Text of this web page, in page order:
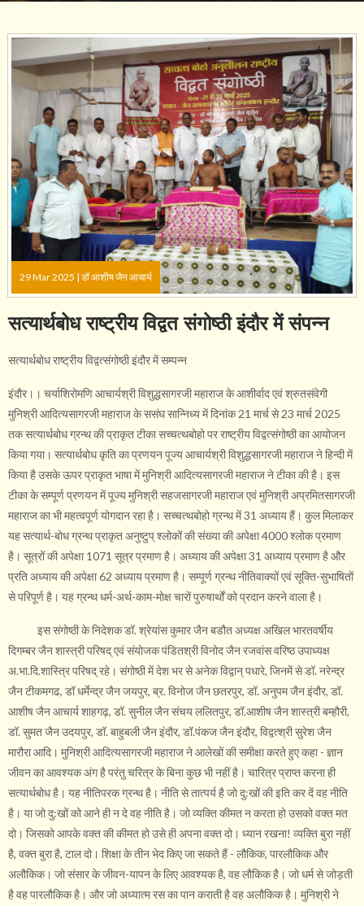
29 Mar 2025 | डॉ आशीष जैन आचार्य
सत्यार्थबोध राष्ट्रीय विद्वत संगोष्ठी इंदौर में संपन्न
सत्यार्थबोध राष्ट्रीय विद्वत्संगोष्ठी इंदौर में सम्पन्न
इंदौर।। चर्याशिरोमणि आचार्यश्री विशुद्धसागरजी महाराज के आशीर्वाद एवं श्रुतसंवेगी
मुनिश्री आदित्यसागरजी महाराज के ससंघ सान्निध्य में दिनांक 21 मार्च से 23 मार्च 2025
तक सत्यार्थबोध ग्रन्थ की प्राकृत टीका सच्चत्थबोहो पर राष्ट्रीय विद्वत्संगोष्ठी का आयोजन
किया गया। सत्यार्थबोध कृति का प्रणयन पूज्य आचार्यश्री विशुद्धसागरजी महाराज ने हिन्दी में
किया है उसके ऊपर प्राकृत भाषा में मुनिश्री आदित्यसागरजी महाराज ने टीका की है। इस
टीका के सम्पूर्ण प्रणयन में पूज्य मुनिश्री सहजसागरजी महाराज एवं मुनिश्री अप्रमितसागरजी
महाराज का भी महत्वपूर्ण योगदान रहा है। सच्चत्थबोहो ग्रन्थ में 31 अध्याय हैं। कुल मिलाकर
यह सत्यार्थ-बोध ग्रन्थ प्राकृत अनुष्टुप् श्लोकों की संख्या की अपेक्षा 4000 श्लोक प्रमाण
है। सूत्रों की अपेक्षा 1071 सूत्र प्रमाण है। अध्याय की अपेक्षा 31 अध्याय प्रमाण है और
प्रति अध्याय की अपेक्षा 62 अध्याय प्रमाण है। सम्पूर्ण ग्रन्थ नीतिवाक्यों एवं सूक्ति-सुभाषितों
से परिपूर्ण है। यह ग्रन्थ धर्म-अर्थ-काम-मोक्ष चारों पुरुषार्थों को प्रदान करने वाला है।
इस संगोष्ठी के निदेशक डॉ. श्रेयांस कुमार जैन बडौत अध्यक्ष अखिल भारतवर्षीय
दिगम्बर जैन शास्त्री परिषद् एवं संयोजक पंडितश्री विनोद जैन रजवांस वरिष्ठ उपाध्यक्ष
अ.भा.दि.शास्त्रि परिषद् रहे। संगोष्ठी में देश भर से अनेक विद्वान् पधारे, जिनमें से डॉ. नरेन्द्र
जैन टीकमगढ, डॉ धर्मेन्द्र जैन जयपुर, ब्र. विनोज जैन छतरपुर, डॉ. अनुपम जैन इंदौर, डॉ.
आशीष जैन आचार्य शाहगढ़, डॉ. सुनील जैन संचय ललितपुर, डॉ.आशीष जैन शास्त्री बम्हौरी,
डॉ. सुमत जैन उदयपुर, डॉ. बाहुबली जैन इंदौर, डॉ.पंकज जैन इंदौर, विद्वत्श्री सुरेश जैन
मारौरा आदि। मुनिश्री आदित्यसागरजी महाराज ने आलेखों की समीक्षा करते हुए कहा - ज्ञान
जीवन का आवश्यक अंग है परंतु चरित्र के बिना कुछ भी नहीं है। चारित्र प्राप्त करना ही
सत्यार्थबोध है। यह नीतिपरक ग्रन्थ है। नीति से तात्पर्य है जो दु:खों की इति कर दें वह नीति
है। या जो दु:खों को आने ही न दे वह नीति है। जो व्यक्ति कीमत न करता हो उसको वक्त मत
दो। जिसको आपके वक्त की कीमत हो उसे ही अपना वक्त दो। ध्यान रखना! व्यक्ति बुरा नहीं
है, वक्त बुरा है, टाल दो। शिक्षा के तीन भेद किए जा सकते हैं - लौकिक, पारलौकिक और
अलौकिक। जो संसार के जीवन-यापन के लिए आवश्यक है, वह लौकिक है। जो धर्म से जोड़ती
है वह पारलौकिक है। और जो अध्यात्म रस का पान कराती है वह अलौकिक है। मुनिश्री ने